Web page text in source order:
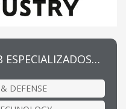
ESPECIALIZADOS…
DEFENSE